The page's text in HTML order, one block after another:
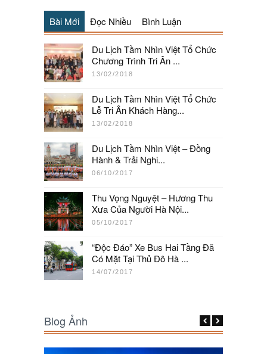
Bài Mới Đọc Nhiều Bình Luận
Du Lịch Tầm Nhìn Việt Tổ Chức
Chương Trình Tri Ân ...
13/02/2018
Du Lịch Tầm Nhìn Việt Tổ Chức
Lễ Tri Ân Khách Hàng...
13/02/2018
Du Lịch Tầm Nhìn Việt – Đồng
Hành & Trải Nghi...
06/10/2017
Thu Vọng Nguyệt – Hương Thu
Xưa Của Người Hà Nội...
05/10/2017
“Độc Đáo” Xe Bus Hai Tầng Đã
Có Mặt Tại Thủ Đô Hà ...
14/07/2017
Blog Ảnh